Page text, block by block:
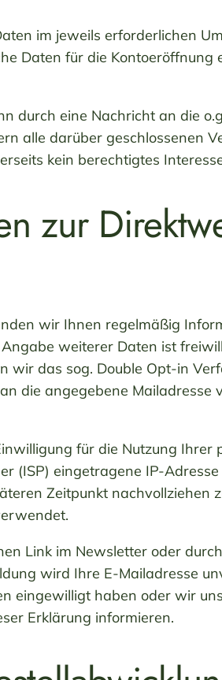
im jeweils erforderlichen
Daten für die
durch eine Nachricht an die
alle darüber geschlossenen
kein berechtigtes
zur
wir Ihnen regelmäßig
weiterer Daten ist
das sog. Double Opt-in
die angegebene Mailadresse
für die Nutzung
(ISP) eingetragene IP-
Zeitpunkt nachvollziehen
Link im Newsletter oder
wird Ihre E-Mailadresse
eingewilligt haben oder wir
Erklärung informieren.